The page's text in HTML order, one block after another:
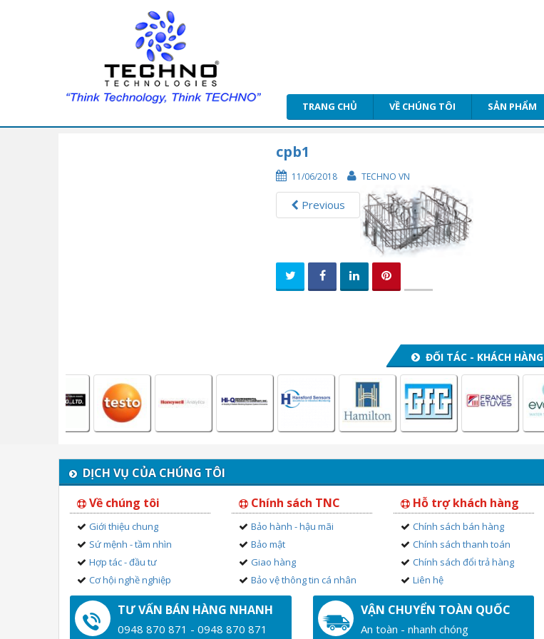
TRANG CHỦ VỀ CHÚNG TÔI SẢN PHẨM
cpb1
11/06/2018 TECHNO VN
Previous
ĐỐI TÁC - KHÁCH HÀNG
DỊCH VỤ CỦA CHÚNG TÔI
Về chúng tôi
Giới thiệu chung
Sứ mệnh - tầm nhìn
Hợp tác - đầu tư
Cơ hội nghề nghiệp
Chính sách TNC
Bảo hành - hậu mãi
Bảo mật
Giao hàng
Bảo vệ thông tin cá nhân
Hỗ trợ khách hàng
Chính sách bán hàng
Chính sách thanh toán
Chính sách đổi trả hàng
Liên hệ
TƯ VẤN BÁN HÀNG NHANH
0948 870 871 - 0948 870 871
VẬN CHUYỂN TOÀN QUỐC
An toàn - nhanh chóng